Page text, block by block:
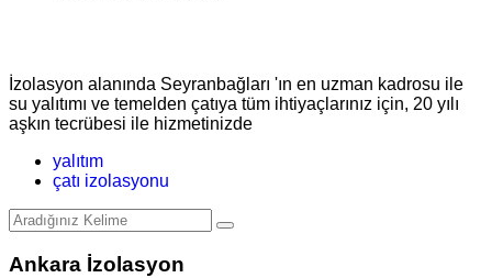
İzolasyon alanında Seyranbağları 'ın en uzman kadrosu ile
su yalıtımı ve temelden çatıya tüm ihtiyaçlarınız için, 20 yılı
aşkın tecrübesi ile hizmetinizde
yalıtım
çatı izolasyonu
Ankara İzolasyon